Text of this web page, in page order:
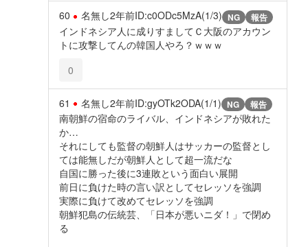
60 名無し2年前ID:c0ODc5MzA(1/3) NG 報告
インドネシア人に成りすましてＣ大阪のアカウン
トに攻撃してんの韓国人やろ？ｗｗｗ
0
61 名無し2年前ID:gyOTk2ODA(1/1) NG 報告
南朝鮮の宿命のライバル、インドネシアが敗れた
か…
それにしても監督の朝鮮人はサッカーの監督とし
ては能無しだが朝鮮人として超一流だな
自国に勝った後に3連敗という面白い展開
前日に負けた時の言い訳としてセレッソを強調
実際に負けて改めてセレッソを強調
朝鮮犯島の伝統芸、「日本が悪いニダ！」で閉め
る